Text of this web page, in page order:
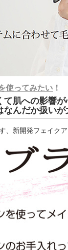
使ってみたい ！
て肌への影響
んだか扱いが
、新開発フェイク